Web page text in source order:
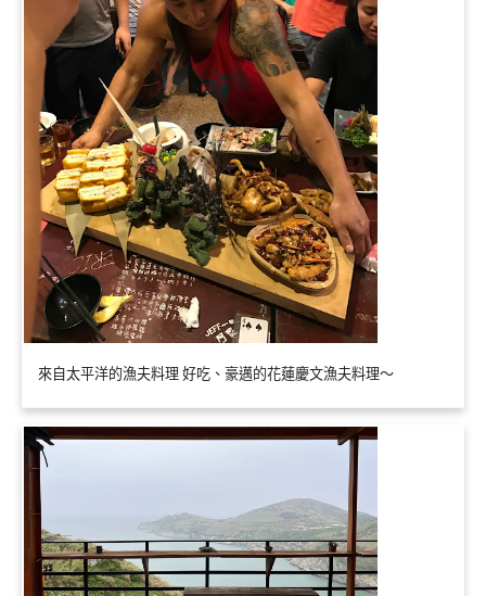
來自太平洋的漁夫料理 好吃、豪邁的花蓮慶文漁夫料理～